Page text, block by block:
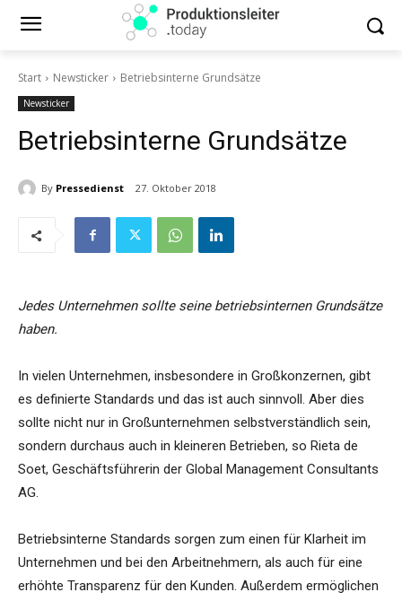
Start Newsticker Betriebsinterne Grundsätze
Newsticker
Betriebsinterne Grundsätze
By Pressedienst 27. Oktober 2018
Jedes Unternehmen sollte seine betriebsinternen Grundsätze
haben.
In vielen Unternehmen, insbesondere in Großkonzernen, gibt
es definierte Standards und das ist auch sinnvoll. Aber dies
sollte nicht nur in Großunternehmen selbstverständlich sein,
sondern durchaus auch in kleineren Betrieben, so Rieta de
Soet, Geschäftsführerin der Global Management Consultants
AG.
Betriebsinterne Standards sorgen zum einen für Klarheit im
Unternehmen und bei den Arbeitnehmern, als auch für eine
erhöhte Transparenz für den Kunden. Außerdem ermöglichen